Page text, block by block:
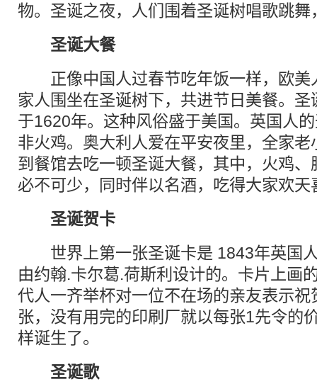
物。圣诞之夜，人们围着圣诞树唱歌跳舞
圣诞大餐
正像中国人过春节吃年饭一样，欧美
家人围坐在圣诞树下，共进节日美餐。
于1620年。这种风俗盛于美国。英国人
非火鸡。奥大利人爱在平安夜里，全家
到餐馆去吃一顿圣诞大餐，其中，火鸡
必不可少，同时伴以名酒，吃得大家欢天
圣诞贺卡
世界上第一张圣诞卡是 1843年英国
由约翰.卡尔葛.荷斯利设计的。卡片上画
代人一齐举杯对一位不在场的亲友表示
张，没有用完的印刷厂就以每张1先令的
样诞生了。
圣诞歌